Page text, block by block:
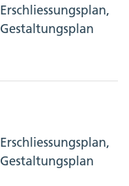
Erschliessungsplan,
Gestaltungsplan
Erschliessungsplan,
Gestaltungsplan